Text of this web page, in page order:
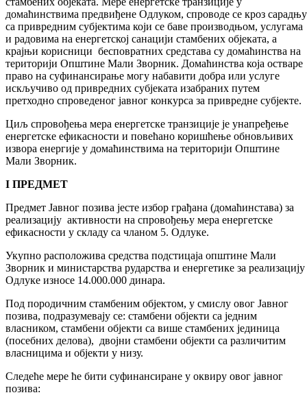
домаћинствима предвиђене Одлуком, спроводе се кроз сарадњу
са привредним субјектима који се баве производњом, услугама
и радовима на енергетској санацији стамбених објеката, а
крајњи корисници бесповратних средстава су домаћинства на
територији Општине Мали Зворник. Домаћинства која остваре
право на суфинансирање могу набавити добра или услуге
искључиво од привредних субјеката изабраних путем
претходно спроведеног јавног конкурса за привредне субјекте.
Циљ спровођења мера енергетске транзиције је унапређење
енергетске ефикасности и повећано коришћење обновљивих
извора енергије у домаћинствима на територији Општине
Мали Зворник.
I ПРЕДМЕТ
Предмет Јавног позива јесте избор грађана (домаћинстава) за
реализацију активности на спровођењу мера енергетске
ефикасности у складу са чланом 5. Одлуке.
Укупно расположива средства подстицаја општине Мали
Зворник и министарства рударства и енергетике за реализацију
Одлуке износе 14.000.000 динара.
Под породичним стамбеним објектом, у смислу овог Јавног
позива, подразумевају се: стамбени објекти са једним
власником, стамбени објекти са више стамбених јединица
(посебних делова), двојни стамбени објекти са различитим
власницима и објекти у низу.
Следеће мере ће бити суфинансиране у оквиру овог јавног
позива: